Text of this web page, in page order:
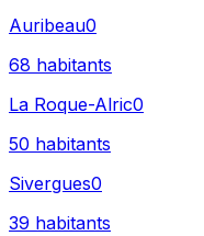
Auribeau0
68 habitants
La Roque-Alric0
50 habitants
Sivergues0
39 habitants